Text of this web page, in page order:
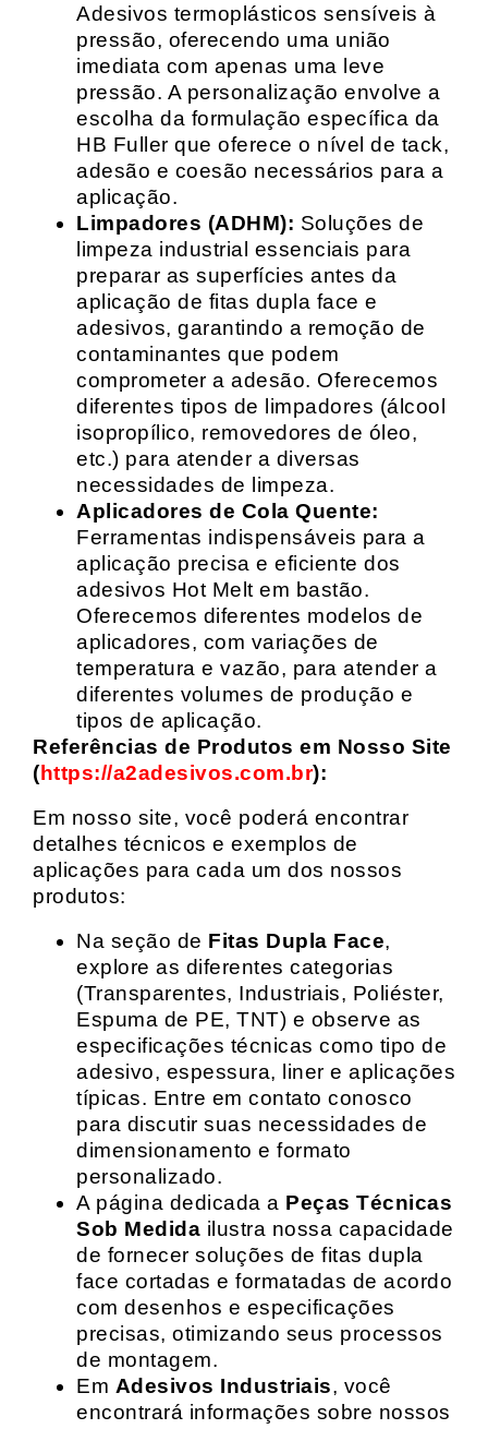
Adesivos termoplásticos sensíveis à
pressão, oferecendo uma união
imediata com apenas uma leve
pressão. A personalização envolve a
escolha da formulação específica da
HB Fuller que oferece o nível de tack,
adesão e coesão necessários para a
aplicação.
Limpadores (ADHM): Soluções de
limpeza industrial essenciais para
preparar as superfícies antes da
aplicação de fitas dupla face e
adesivos, garantindo a remoção de
contaminantes que podem
comprometer a adesão. Oferecemos
diferentes tipos de limpadores (álcool
isopropílico, removedores de óleo,
etc.) para atender a diversas
necessidades de limpeza.
Aplicadores de Cola Quente:
Ferramentas indispensáveis para a
aplicação precisa e eficiente dos
adesivos Hot Melt em bastão.
Oferecemos diferentes modelos de
aplicadores, com variações de
temperatura e vazão, para atender a
diferentes volumes de produção e
tipos de aplicação.
Referências de Produtos em Nosso Site
(https://a2adesivos.com.br):
Em nosso site, você poderá encontrar
detalhes técnicos e exemplos de
aplicações para cada um dos nossos
produtos:
Na seção de Fitas Dupla Face,
explore as diferentes categorias
(Transparentes, Industriais, Poliéster,
Espuma de PE, TNT) e observe as
especificações técnicas como tipo de
adesivo, espessura, liner e aplicações
típicas. Entre em contato conosco
para discutir suas necessidades de
dimensionamento e formato
personalizado.
A página dedicada a Peças Técnicas
Sob Medida ilustra nossa capacidade
de fornecer soluções de fitas dupla
face cortadas e formatadas de acordo
com desenhos e especificações
precisas, otimizando seus processos
de montagem.
Em Adesivos Industriais, você
encontrará informações sobre nossos